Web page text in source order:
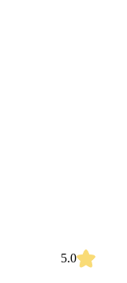
5.0